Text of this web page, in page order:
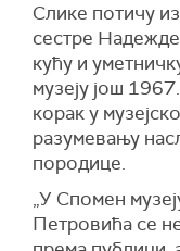
Слике потичу
сестре Надежде
кућу и
музеју још
корак у
разумевању
породице.
„У Спомен
Петровића се